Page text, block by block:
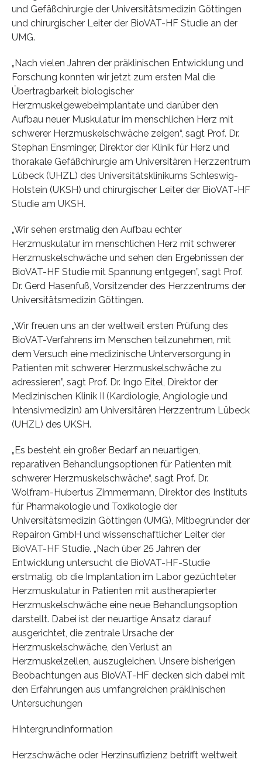
und Gefäßchirurgie der Universitätsmedizin Göttingen
und chirurgischer Leiter der BioVAT-HF Studie an der
UMG.
„Nach vielen Jahren der präklinischen Entwicklung und
Forschung konnten wir jetzt zum ersten Mal die
Übertragbarkeit biologischer
Herzmuskelgewebeimplantate und darüber den
Aufbau neuer Muskulatur im menschlichen Herz mit
schwerer Herzmuskelschwäche zeigen“, sagt Prof. Dr.
Stephan Ensminger, Direktor der Klinik für Herz und
thorakale Gefäßchirurgie am Universitären Herzzentrum
Lübeck (UHZL) des Universitätsklinikums Schleswig-
Holstein (UKSH) und chirurgischer Leiter der BioVAT-HF
Studie am UKSH.
„Wir sehen erstmalig den Aufbau echter
Herzmuskulatur im menschlichen Herz mit schwerer
Herzmuskelschwäche und sehen den Ergebnissen der
BioVAT-HF Studie mit Spannung entgegen”, sagt Prof.
Dr. Gerd Hasenfuß, Vorsitzender des Herzzentrums der
Universitätsmedizin Göttingen.
„Wir freuen uns an der weltweit ersten Prüfung des
BioVAT-Verfahrens im Menschen teilzunehmen, mit
dem Versuch eine medizinische Unterversorgung in
Patienten mit schwerer Herzmuskelschwäche zu
adressieren”, sagt Prof. Dr. Ingo Eitel, Direktor der
Medizinischen Klinik II (Kardiologie, Angiologie und
Intensivmedizin) am Universitären Herzzentrum Lübeck
(UHZL) des UKSH.
„Es besteht ein großer Bedarf an neuartigen,
reparativen Behandlungsoptionen für Patienten mit
schwerer Herzmuskelschwäche“, sagt Prof. Dr.
Wolfram-Hubertus Zimmermann, Direktor des Instituts
für Pharmakologie und Toxikologie der
Universitätsmedizin Göttingen (UMG), Mitbegründer der
Repairon GmbH und wissenschaftlicher Leiter der
BioVAT-HF Studie. „Nach über 25 Jahren der
Entwicklung untersucht die BioVAT-HF-Studie
erstmalig, ob die Implantation im Labor gezüchteter
Herzmuskulatur in Patienten mit austherapierter
Herzmuskelschwäche eine neue Behandlungsoption
darstellt. Dabei ist der neuartige Ansatz darauf
ausgerichtet, die zentrale Ursache der
Herzmuskelschwäche, den Verlust an
Herzmuskelzellen, auszugleichen. Unsere bisherigen
Beobachtungen aus BioVAT-HF decken sich dabei mit
den Erfahrungen aus umfangreichen präklinischen
Untersuchungen
HIntergrundinformation
Herzschwäche oder Herzinsuffizienz betrifft weltweit